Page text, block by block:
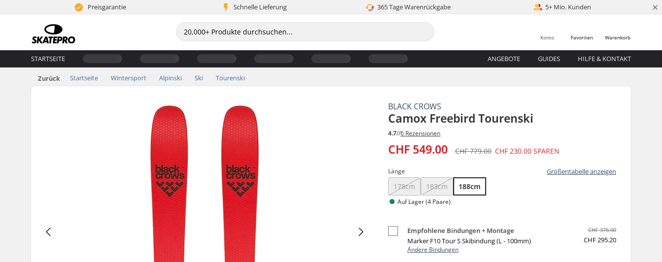
Preisgarantie Schnelle Lieferung 365 Tage Warenrückgabe 5+ Mio. Kunden ×
Warenkorb
Favoriten
Konto
STARTSEITE ANGEBOTE GUIDES HILFE & KONTAKT
Zurück Startseite Wintersport Alpinski Ski Tourenski
BLACK CROWS
Camox Freebird Tourenski
4.7//6 Rezensionen
CHF 549.00 CHF 779.00 CHF 230.00 SPAREN
Länge Größentabelle anzeigen
178cm 183cm 188cm
Auf Lager (4 Paare)
Empfohlene Bindungen + Montage
Marker F10 Tour S Skibindung (L - 100mm)
Ändere Bindungen
CHF 376.00
CHF 295.20